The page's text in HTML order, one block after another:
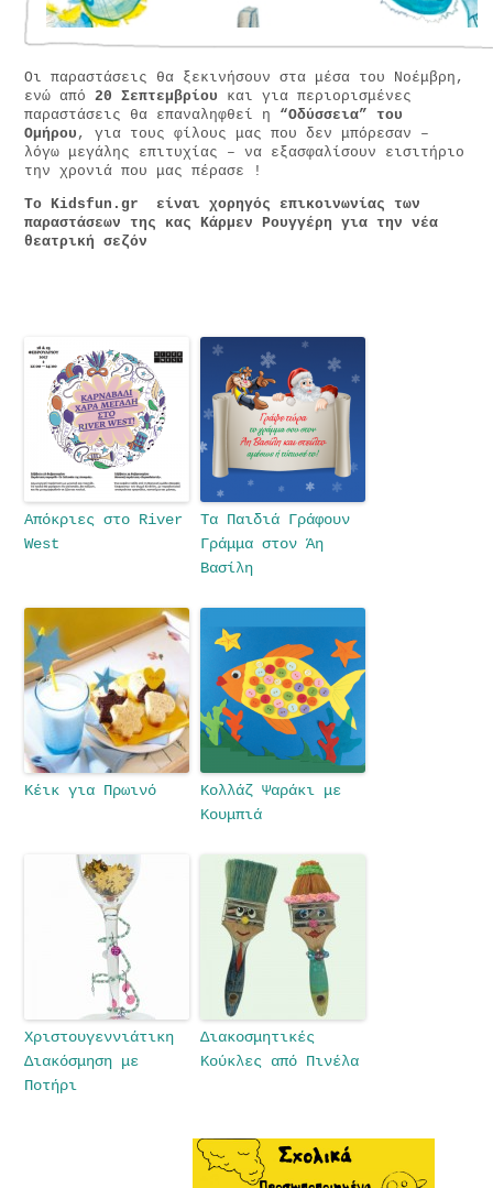
Οι παραστάσεις θα ξεκινήσουν στα μέσα του Νοέμβρη,
ενώ από20 Σεπτεμβρίου και για περιορισμένες
παραστάσεις θα επαναληφθεί η “Οδύσσεια” του
Ομήρου , για τους φίλους μας που δεν μπόρεσαν –
λόγω μεγάλης επιτυχίας – να εξασφαλίσουν εισιτήριο
την χρονιά που μας πέρασε !
To Κidsfun.gr είναι χορηγός επικοινωνίας των
παραστάσεων της κας Κάρμεν Ρουγγέρη για την νέα
θεατρική σεζόν
Απόκριες στο River
West
Tα Παιδιά Γράφουν
Γράμμα στον Άη
Βασίλη
Κέικ για Πρωινό
Κολλάζ Ψαράκι με
Κουμπιά
Χριστουγεννιάτικη
Διακόσμηση με
Ποτήρι
Διακοσμητικές
Κούκλες από Πινέλα